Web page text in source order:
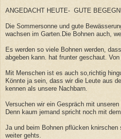
ANGEDACHT HEUTE- GUTE
Die Sommersonne und gute
wachsen im Garten.Die Bohnen auch,
Es werden so viele Bohnen werden,
abgeben kann. hat frunter geschaut.
Mit Menschen ist es auch so,richtig
Könnte ja sein, dass wir die Leute aus
kennen als unsere Nachbarn.
Versuchen wir ein Gespräch mit
Denn kaum jemand spricht noch mit
Ja und beim Bohnen pflücken knirschen
weiter gehts.